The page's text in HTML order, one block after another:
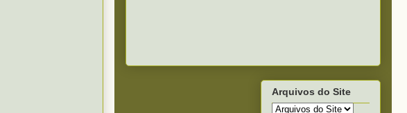
Arquivos do Site